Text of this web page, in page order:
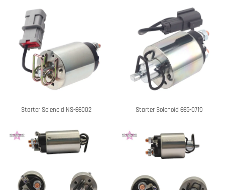
Starter Solenoid NS-66002 Starter Solenoid 665-0719